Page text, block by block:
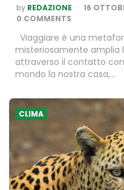
POSTED
BY
by REDAZIONE 16
0 COMMENTS
Viaggiare è una
misteriosamente amplia
attraverso il contatto
mondo la nostra casa,…
CLIMA